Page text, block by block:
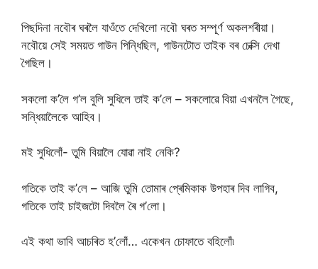
পিছদিনা নবৌৰ ঘৰলৈ যাওঁতে দেখিলো নবৌ ঘৰত সম্পূৰ্ণ অকলশৰীয়া।
নবৌয়ে সেই সময়ত গাউন পিন্ধিছিল, গাউনটোত তাইক বৰ চেক্সি দেখা
গৈছিল।
সকলো ক’লৈ গ’ল বুলি সুধিলে তাই ক’লে – সকলোৱে বিয়া এখনলৈ গৈছে,
সন্ধিয়ালৈকে আহিব।
মই সুধিলোঁ- তুমি বিয়ালৈ যোৱা নাই নেকি?
গতিকে তাই ক’লে – আজি তুমি তোমাৰ প্ৰেমিকাক উপহাৰ দিব লাগিব,
গতিকে তাই চাইজটো দিবলৈ ৰৈ গ’লো।
এই কথা ভাবি আচৰিত হ’লোঁ… একেখন চোফাতে বহিলোঁ৷